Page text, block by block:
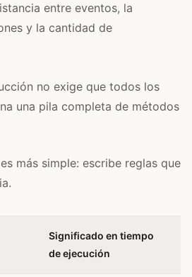
entre eventos, la
y la cantidad de
no exige que todos los
una pila completa de métodos
más simple: escribe reglas que
Significado en tiempo
de ejecución